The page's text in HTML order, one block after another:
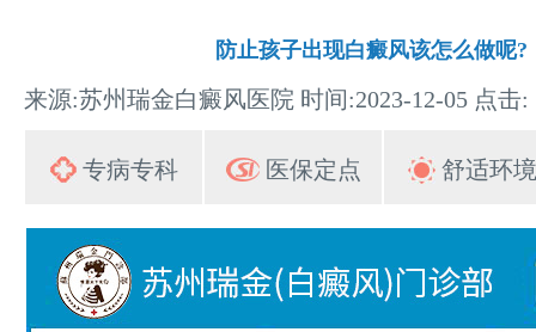
防止孩子出现白癜风该怎么做呢?
来源:苏州瑞金白癜风医院 时间:2023-12-05 点击:
专病专科 医保定点 舒适环境